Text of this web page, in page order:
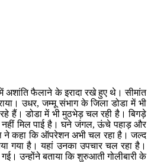
अशांति फैलाने के इरादा रखे हुए थे। सीमांत
उधर, जम्मू संभाग के जिला डोडा में भी
हैं। डोडा में भी मुठभेड़ चल रही है। बिगड़े
नहीं मिल पाई है। घने जंगल, ऊंचे पहाड़ और
ने कहा कि ऑपरेशन अभी चल रहा है। जल्द
गया है। यहां उनका उपचार चल रहा है।
उन्होंने बताया कि शुरुआती गोलीबारी के